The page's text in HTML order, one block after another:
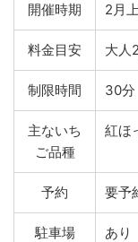
開催時期 2月
料金目安 大人
制限時間 30分
主ないち
ご品種
紅ほ
予約 要予
駐車場 あり